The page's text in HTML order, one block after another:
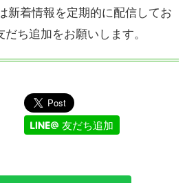
新着情報を定期的に配信してお
ち追加をお願いします。
友だち追加